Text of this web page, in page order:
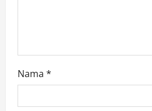
Nama *